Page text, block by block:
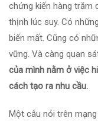
chứng kiến hàng trăm
thịnh lúc suy. Có
biến mất. Cũng có
vững. Và càng quan
của mình nằm ở việc
cách tạo ra nhu cầu.
Một câu nói trên